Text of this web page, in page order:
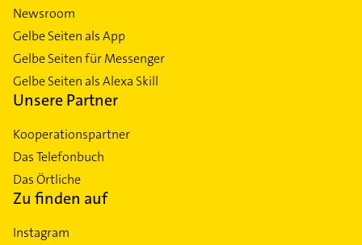
Newsroom
Gelbe Seiten als App
Gelbe Seiten für Messenger
Gelbe Seiten als Alexa Skill
Unsere Partner
Kooperationspartner
Das Telefonbuch
Das Örtliche
Zu finden auf
Instagram